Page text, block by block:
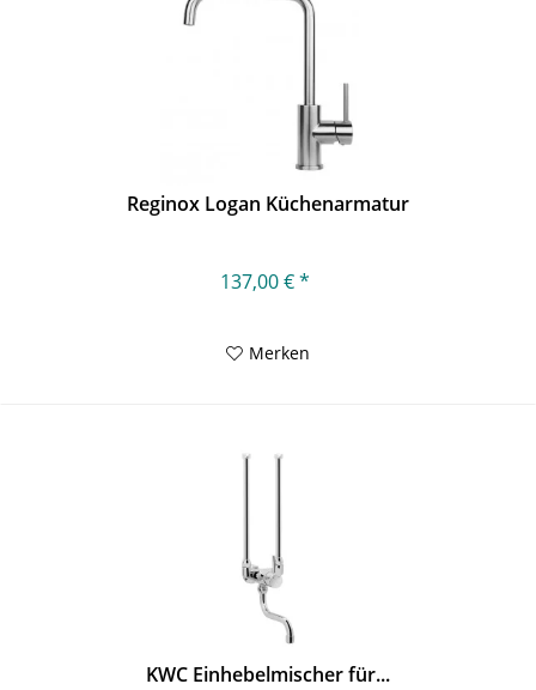
Reginox Logan Küchenarmatur
137,00 € *
Merken
KWC Einhebelmischer für...